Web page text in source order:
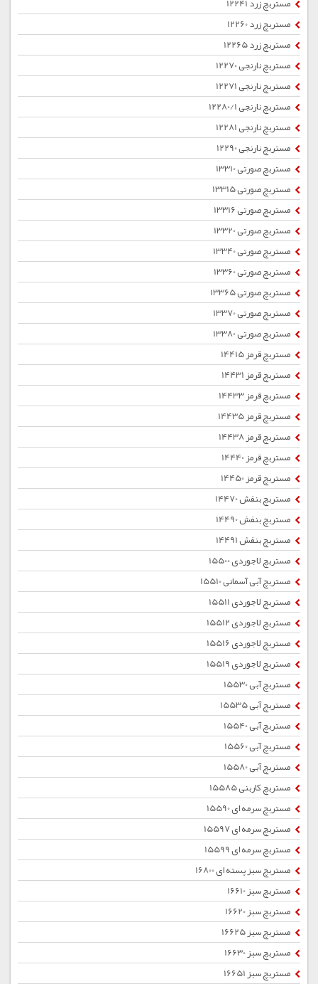
مستربچ زرد 12260
مستربچ زرد 12265
مستربچ نارنجی 12270
مستربچ نارنجی 12271
مستربچ نارنجی 12280/1
مستربچ نارنجی 12281
مستربچ نارنجی 12290
مستربچ صورتی 13310
مستربچ صورتی 13315
مستربچ صورتی 13316
مستربچ صورتی 13320
مستربچ صورتی 13340
مستربچ صورتی 13360
مستربچ صورتی 13365
مستربچ صورتی 13370
مستربچ صورتی 13380
مستربچ قرمز 14415
مستربچ قرمز 14431
مستربچ قرمز 14433
مستربچ قرمز 14435
مستربچ قرمز 14438
مستربچ قرمز 14440
مستربچ قرمز 14450
مستربچ بنفش 14470
مستربچ بنفش 14490
مستربچ بنفش 14491
مستربچ لاجوردی 15500
مستربچ آبی آسمانی 15510
مستربچ لاجوردی 15511
مستربچ لاجوردی 15512
مستربچ لاجوردی 15516
مستربچ لاجوردی 15519
مستربچ آبی 15530
مستربچ آبی 15535
مستربچ آبی 15540
مستربچ آبی 15560
مستربچ آبی 15580
مستربچ کاربنی 15585
مستربچ سرمه ای 15590
مستربچ سرمه ای 15597
مستربچ سرمه ای 15599
مستربچ سبز پسته ای 16800
مستربچ سبز 16610
مستربچ سبز 16620
مستربچ سبز 16625
مستربچ سبز 16630
مستربچ سبز 16651